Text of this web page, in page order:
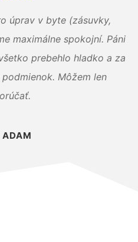
úprav v byte (zásuvky,
maximálne spokojní. Páni
prebehlo hladko a za
Môžem len
ADAM